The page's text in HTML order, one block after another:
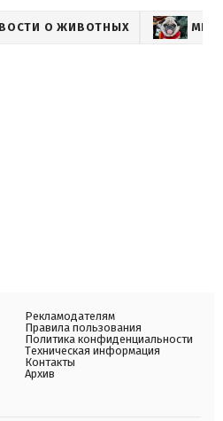
О ЖИВОТНЫХ МИР
Рекламодателям
Правила пользования
Политика конфиденциальности
Техническая информация
Контакты
Архив